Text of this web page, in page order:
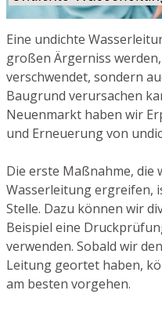
Eine undichte
großen Ärgerniss
verschwendet, sondern
Baugrund verursachen
Neuenmarkt haben wir
und Erneuerung von
Die erste Maßnahme, die
Wasserleitung ergreifen,
Stelle. Dazu können wir
Beispiel eine
verwenden. Sobald wir
Leitung geortet haben,
am besten vorgehen.